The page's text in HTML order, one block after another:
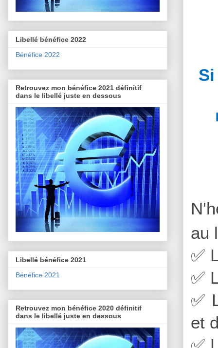
au
✅
✅
✅
et
Libellé bénéfice 2022
Bénéfice 2022
Retrouvez mon bénéfice 2021 définitif
dans le libellé juste en dessous
Libellé bénéfice 2021
Bénéfice 2021
Retrouvez mon bénéfice 2020 définitif
dans le libellé juste en dessous